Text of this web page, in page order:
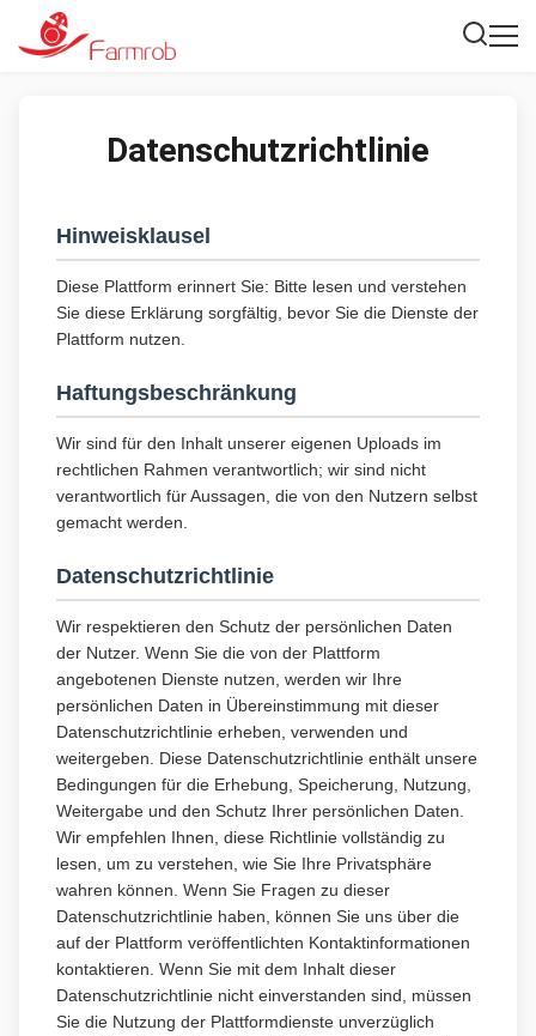
Datenschutzrichtlinie
Hinweisklausel
Diese Plattform erinnert Sie: Bitte lesen und verstehen
Sie diese Erklärung sorgfältig, bevor Sie die Dienste der
Plattform nutzen.
Haftungsbeschränkung
Wir sind für den Inhalt unserer eigenen Uploads im
rechtlichen Rahmen verantwortlich; wir sind nicht
verantwortlich für Aussagen, die von den Nutzern selbst
gemacht werden.
Datenschutzrichtlinie
Wir respektieren den Schutz der persönlichen Daten
der Nutzer. Wenn Sie die von der Plattform
angebotenen Dienste nutzen, werden wir Ihre
persönlichen Daten in Übereinstimmung mit dieser
Datenschutzrichtlinie erheben, verwenden und
weitergeben. Diese Datenschutzrichtlinie enthält unsere
Bedingungen für die Erhebung, Speicherung, Nutzung,
Weitergabe und den Schutz Ihrer persönlichen Daten.
Wir empfehlen Ihnen, diese Richtlinie vollständig zu
lesen, um zu verstehen, wie Sie Ihre Privatsphäre
wahren können. Wenn Sie Fragen zu dieser
Datenschutzrichtlinie haben, können Sie uns über die
auf der Plattform veröffentlichten Kontaktinformationen
kontaktieren. Wenn Sie mit dem Inhalt dieser
Datenschutzrichtlinie nicht einverstanden sind, müssen
Sie die Nutzung der Plattformdienste unverzüglich